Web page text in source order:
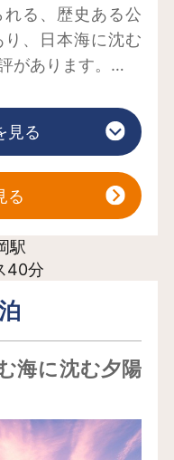
る、歴史ある公
、日本海に沈む
があります。
式灯台。日本最
木造灯台です。
全を祈願して灯
国廻船の道標と
れたとか。
い帆が美しい北
できます。北前
トン）積むこと
う意味から「千
た。北前船史上
360トン）も積ん
ことができる、
見る
る
駅
40分
海に沈む夕陽